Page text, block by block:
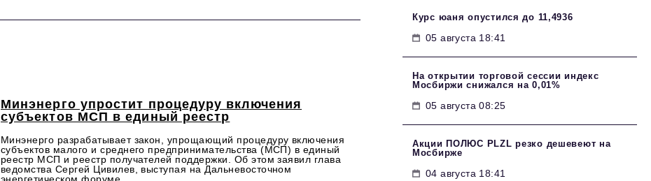
Минэнерго упростит процедуру включения
субъектов МСП в единый реестр
Минэнерго разрабатывает закон, упрощающий процедуру включения
субъектов малого и среднего предпринимательства (МСП) в единый
реестр МСП и реестр получателей поддержки. Об этом заявил глава
ведомства Сергей Цивилев, выступая на Дальневосточном
Курс юаня опустился до 11,4936
05 августа 18:41
На открытии торговой сессии индекс
Мосбиржи снижался на 0,01%
05 августа 08:25
Акции ПОЛЮС PLZL резко дешевеют на
Мосбирже
04 августа 18:41